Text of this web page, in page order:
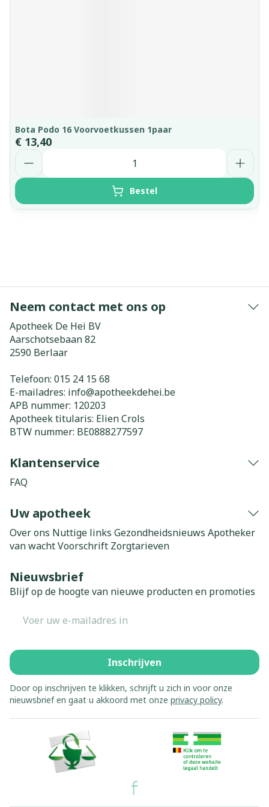
Bota Podo 16 Voorvoetkussen 1paar
€ 13,40
Aantal
Bestel
Neem contact met ons op
Apotheek De Hei BV
Aarschotsebaan 82
2590 Berlaar
Telefoon: 015 24 15 68
E-mailadres: info@apotheekdehei.be
APB nummer: 120203
Apotheek titularis: Elien Crols
BTW nummer: BE0888277597
Klantenservice
FAQ
Uw apotheek
Over ons Nuttige links Gezondheidsnieuws Apotheker
van wachtVoorschrift Zorgtarieven
Nieuwsbrief
Blijf op de hoogte van nieuwe producten en promoties
Inschrijven
Door op inschrijven te klikken, schrijft u zich in voor onze
nieuwsbrief en gaat u akkoord met onze privacy policy.